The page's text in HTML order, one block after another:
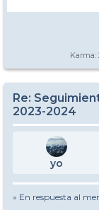
Karma:
Re:
2023-2024
yo
» En respuesta al